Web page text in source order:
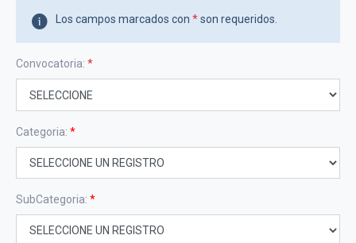
Los campos marcados con *son requeridos.
Convocatoria: *
Categoria: *
SubCategoria: *